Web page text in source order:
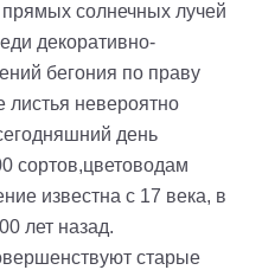
солнечных лучей
декоративно-
бегония по праву
листья невероятно
день
сортов,цветоводам
известна с 17 века, в
лет назад.
старые